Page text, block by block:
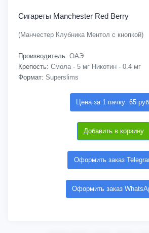
Сигареты Manchester Red Berry
(Манчестер Клубника Ментол с кнопкой)
Производитель: ОАЭ
Крепость: Смола - 5 мг Никотин - 0.4 мг
Формат: Superslims
Цена за 1 пачку: 65
Добавить в корзину
Оформить заказ
Оформить заказ